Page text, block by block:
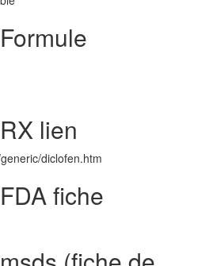
lien
diclofen.htm
fiche